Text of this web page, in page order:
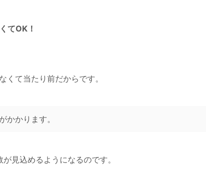
てOK！
くて当たり前だからです。
かかります。
見込めるようになるのです。